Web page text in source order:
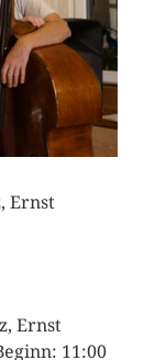
Ernst
Ernst
11:00